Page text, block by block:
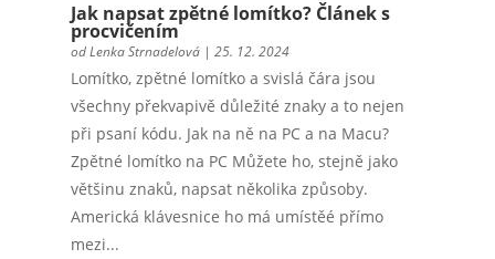
Jak napsat zpětné lomítko? Článek s
procvičením
odLenka Strnadelová| 25. 12. 2024
Lomítko, zpětné lomítko a svislá čára jsou
všechny překvapivě důležité znaky a to nejen
při psaní kódu. Jak na ně na PC a na Macu?
Zpětné lomítko na PC Můžete ho, stejně jako
většinu znaků, napsat několika způsoby.
Americká klávesnice ho má umístěé přímo
mezi...